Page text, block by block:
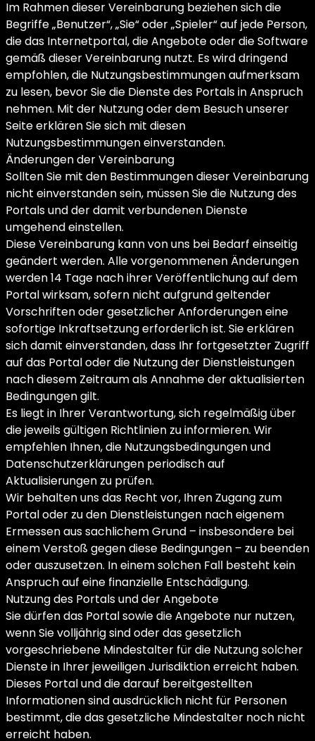
Im Rahmen dieser Vereinbarung beziehen sich die
Begriffe „Benutzer“, „Sie“ oder „Spieler“ auf jede Person,
die das Internetportal, die Angebote oder die Software
gemäß dieser Vereinbarung nutzt. Es wird dringend
empfohlen, die Nutzungsbestimmungen aufmerksam
zu lesen, bevor Sie die Dienste des Portals in Anspruch
nehmen. Mit der Nutzung oder dem Besuch unserer
Seite erklären Sie sich mit diesen
Nutzungsbestimmungen einverstanden.
Änderungen der Vereinbarung
Sollten Sie mit den Bestimmungen dieser Vereinbarung
nicht einverstanden sein, müssen Sie die Nutzung des
Portals und der damit verbundenen Dienste
umgehend einstellen.
Diese Vereinbarung kann von uns bei Bedarf einseitig
geändert werden. Alle vorgenommenen Änderungen
werden 14 Tage nach ihrer Veröffentlichung auf dem
Portal wirksam, sofern nicht aufgrund geltender
Vorschriften oder gesetzlicher Anforderungen eine
sofortige Inkraftsetzung erforderlich ist. Sie erklären
sich damit einverstanden, dass Ihr fortgesetzter Zugriff
auf das Portal oder die Nutzung der Dienstleistungen
nach diesem Zeitraum als Annahme der aktualisierten
Bedingungen gilt.
Es liegt in Ihrer Verantwortung, sich regelmäßig über
die jeweils gültigen Richtlinien zu informieren. Wir
empfehlen Ihnen, die Nutzungsbedingungen und
Datenschutzerklärungen periodisch auf
Aktualisierungen zu prüfen.
Wir behalten uns das Recht vor, Ihren Zugang zum
Portal oder zu den Dienstleistungen nach eigenem
Ermessen aus sachlichem Grund – insbesondere bei
einem Verstoß gegen diese Bedingungen – zu beenden
oder auszusetzen. In einem solchen Fall besteht kein
Anspruch auf eine finanzielle Entschädigung.
Nutzung des Portals und der Angebote
Sie dürfen das Portal sowie die Angebote nur nutzen,
wenn Sie volljährig sind oder das gesetzlich
vorgeschriebene Mindestalter für die Nutzung solcher
Dienste in Ihrer jeweiligen Jurisdiktion erreicht haben.
Dieses Portal und die darauf bereitgestellten
Informationen sind ausdrücklich nicht für Personen
bestimmt, die das gesetzliche Mindestalter noch nicht
erreicht haben.